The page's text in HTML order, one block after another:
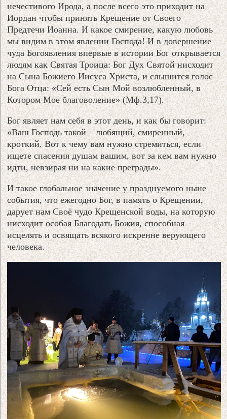
нечестивого Ирода, а после всего это приходит на
Иордан чтобы принять Крещение от Своего
Предтечи Иоанна. И какое смирение, какую любовь
мы видим в этом явлении Господа! И в довершение
чуда Богоявления впервые в истории Бог открывается
людям как Святая Троица: Бог Дух Святой нисходит
на Сына Божиего Иисуса Христа, и слышится голос
Бога Отца: «Сей есть Сын Мой возлюбленный, в
Котором Мое благоволение» (Мф.3,17).
Бог являет нам себя в этот день, и как бы говорит:
«Ваш Господь такой – любящий, смиренный,
кроткий. Вот к чему вам нужно стремиться, если
ищете спасения душам вашим, вот за кем вам нужно
идти, невзирая ни на какие преграды».
И такое глобальное значение у празднуемого ныне
события, что ежегодно Бог, в память о Крещении,
дарует нам Своё чудо Крещенской воды, на которую
нисходит особая Благодать Божия, способная
исцелять и освящать всякого искренне верующего
человека.